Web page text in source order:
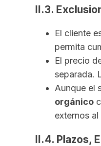
II.3.
El cliente
permita
El precio
separada.
Aunque el
orgánico
externos
II.4. Plazos,